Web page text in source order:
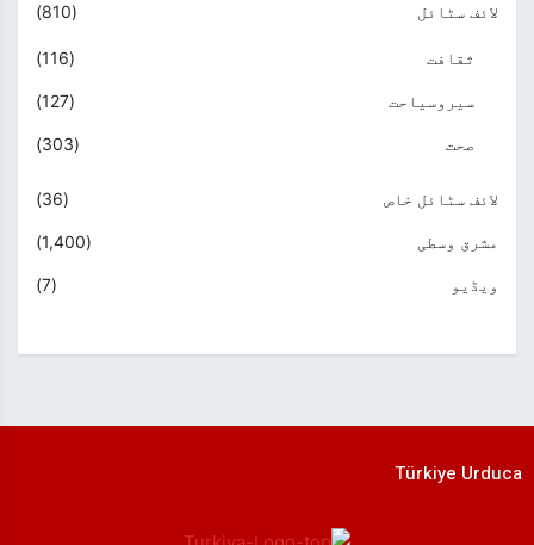
لائف سٹائل (810)
ثقافت (116)
سیروسیاحت (127)
صحت (303)
لائف سٹائل خاص (36)
مشرق وسطی (1,400)
ویڈیو (7)
Türkiye Urduca